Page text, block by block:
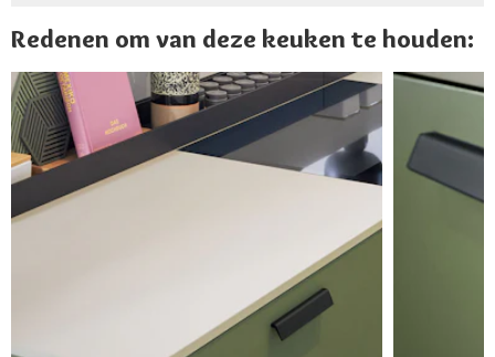
Redenen om van deze keuken te houden: